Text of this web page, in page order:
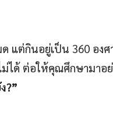
แต่กินอยู่เป็น 360 อง
ได้ ต่อให้คุณศึกษามาอ
?”